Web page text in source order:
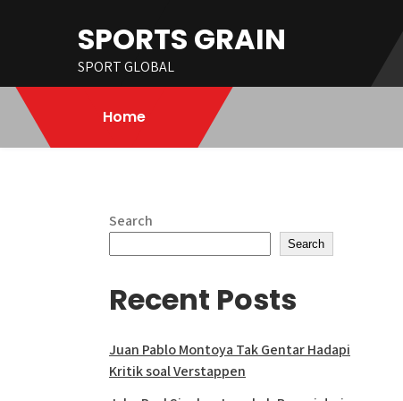
SPORTS GRAIN
SPORT GLOBAL
Home
Search
Search
Recent Posts
Juan Pablo Montoya Tak Gentar Hadapi
Kritik soal Verstappen